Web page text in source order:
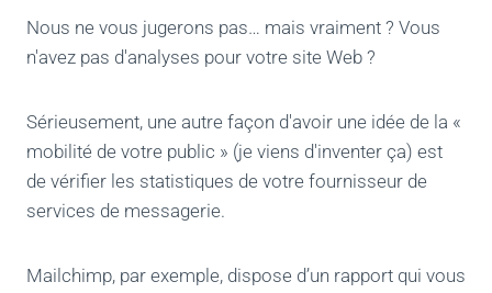
Nous ne vous jugerons pas… mais vraiment ? Vous
n'avez pas d'analyses pour votre site Web ?
Sérieusement, une autre façon d'avoir une idée de la «
mobilité de votre public » (je viens d'inventer ça) est
de vérifier les statistiques de votre fournisseur de
services de messagerie.
Mailchimp, par exemple, dispose d’un rapport qui vous